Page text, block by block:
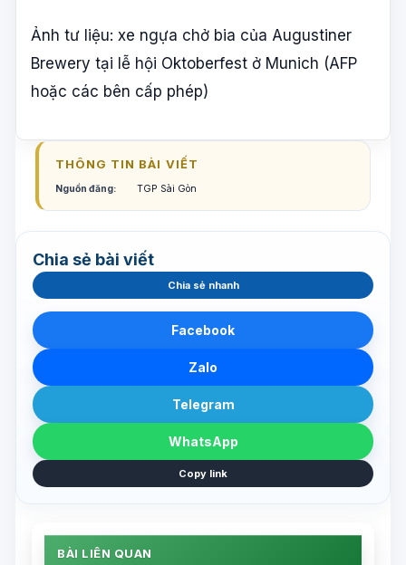
Ảnh tư liệu: xe ngựa chở bia của Augustiner
Brewery tại lễ hội Oktoberfest ở Munich (AFP
hoặc các bên cấp phép)
THÔNG TIN BÀI VIẾT
Nguồn đăng: TGP Sài Gòn
Chia sẻ bài viết
Chia sẻ nhanh
Facebook
Zalo
Telegram
WhatsApp
Copy link
BÀI LIÊN QUAN